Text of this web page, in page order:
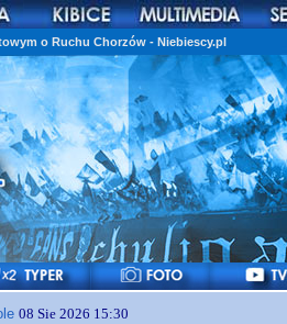
o Ruchu Chorzów - Niebiescy.pl
08 Sie 2026 15:30